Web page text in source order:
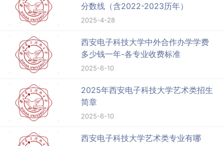
分数线（含2022-2023历年）
2025-4-28
西安电子科技大学中外合作办学学费
多少钱一年-各专业收费标准
2025-6-10
2025年西安电子科技大学艺术类招生
简章
2025-6-10
西安电子科技大学艺术类专业有哪